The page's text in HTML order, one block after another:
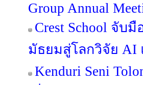
Group Annual
Crest School จับ
มัธยมสู่โลกวิจัย AI
Kenduri Seni